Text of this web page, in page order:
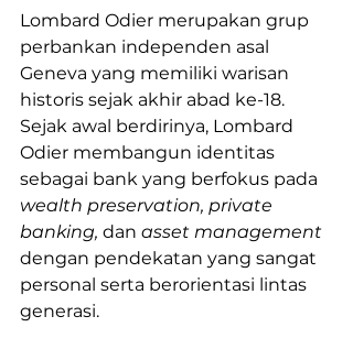
Lombard Odier merupakan grup
perbankan independen asal
Geneva yang memiliki warisan
historis sejak akhir abad ke-18.
Sejak awal berdirinya, Lombard
Odier membangun identitas
sebagai bank yang berfokus pada
wealth preservation, private
banking, dan asset management
dengan pendekatan yang sangat
personal serta berorientasi lintas
generasi.